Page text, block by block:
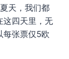
天，我们都
这四天里，无
每张票仅5欧